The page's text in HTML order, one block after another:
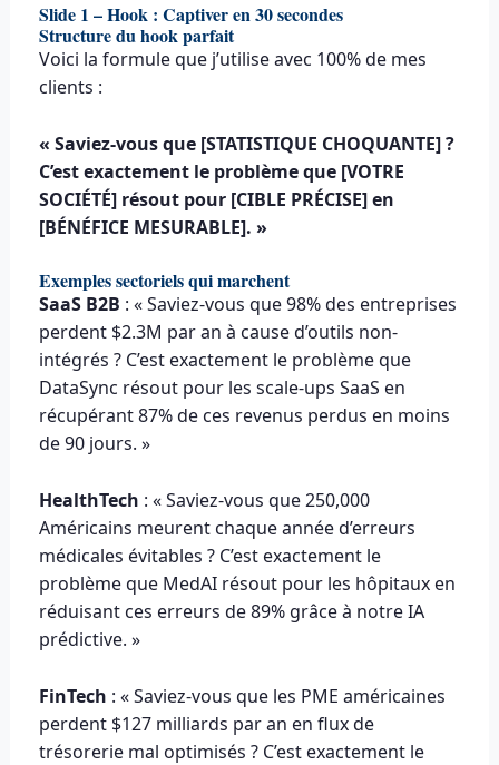
Slide 1 – Hook : Captiver en 30 secondes
Structure du hook parfait
Voici la formule que j’utilise avec 100% de mes
clients :
« Saviez-vous que [STATISTIQUE CHOQUANTE] ?
C’est exactement le problème que [VOTRE
SOCIÉTÉ] résout pour [CIBLE PRÉCISE] en
[BÉNÉFICE MESURABLE]. »
Exemples sectoriels qui marchent
SaaS B2B : « Saviez-vous que 98% des entreprises
perdent $2.3M par an à cause d’outils non-
intégrés ? C’est exactement le problème que
DataSync résout pour les scale-ups SaaS en
récupérant 87% de ces revenus perdus en moins
de 90 jours. »
HealthTech : « Saviez-vous que 250,000
Américains meurent chaque année d’erreurs
médicales évitables ? C’est exactement le
problème que MedAI résout pour les hôpitaux en
réduisant ces erreurs de 89% grâce à notre IA
prédictive. »
FinTech : « Saviez-vous que les PME américaines
perdent $127 milliards par an en flux de
trésorerie mal optimisés ? C’est exactement le